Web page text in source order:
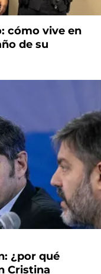
cómo vive en
de su
¿por qué
Cristina